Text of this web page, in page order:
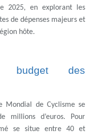
2025, en explorant les
de dépenses majeurs et
hôte.
budget des
Mondial de Cyclisme se
millions d’euros. Pour
se situe entre 40 et